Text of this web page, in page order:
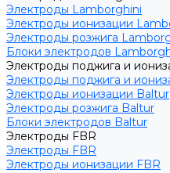
Электроды Lamborghini
Электроды ионизации
Электроды розжига
Блоки электродов
Электроды поджига и
Электроды поджига и
Электроды ионизации Baltur
Электроды розжига Baltur
Блоки электродов Baltur
Электроды FBR
Электроды FBR
Электроды ионизации FBR